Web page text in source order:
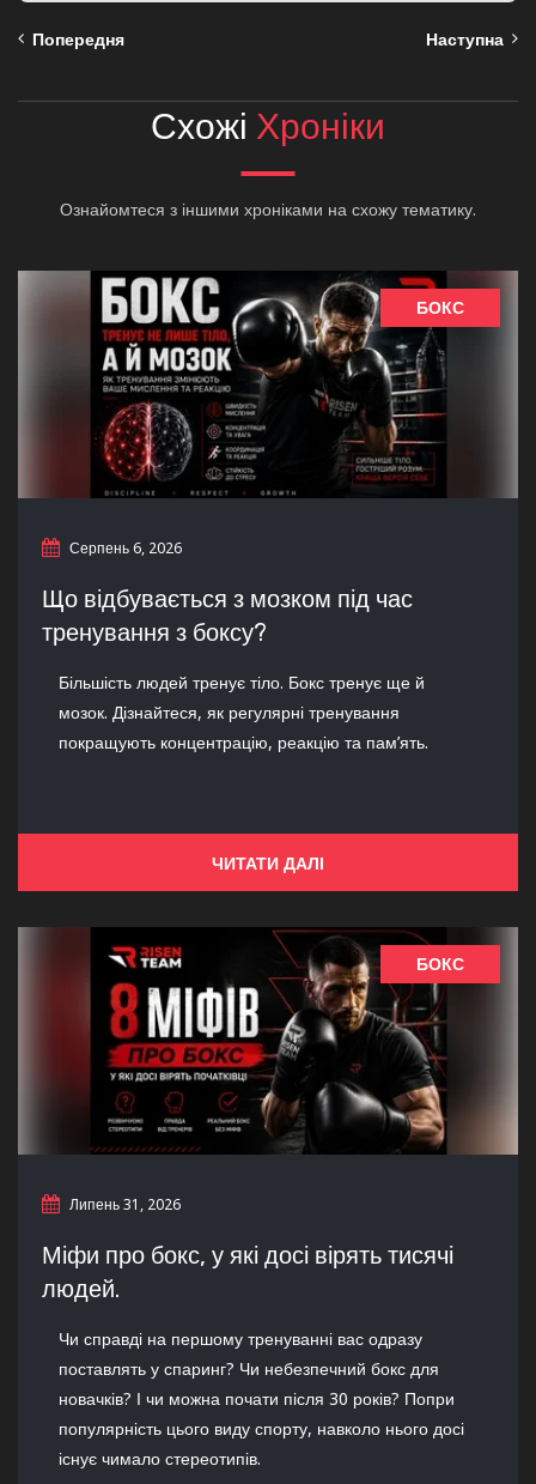
Попередня Наступна
Схожі Хроніки
Ознайомтеся з іншими хроніками на схожу тематику.
БОКС
Серпень 6, 2026
Що відбувається з мозком під час
тренування з боксу?
Більшість людей тренує тіло. Бокс тренує ще й
мозок. Дізнайтеся, як регулярні тренування
покращують концентрацію, реакцію та пам’ять.
ЧИТАТИ ДАЛІ
БОКС
Липень 31, 2026
Міфи про бокс, у які досі вірять тисячі
людей.
Чи справді на першому тренуванні вас одразу
поставлять у спаринг? Чи небезпечний бокс для
новачків? І чи можна почати після 30 років? Попри
популярність цього виду спорту, навколо нього досі
існує чимало стереотипів.